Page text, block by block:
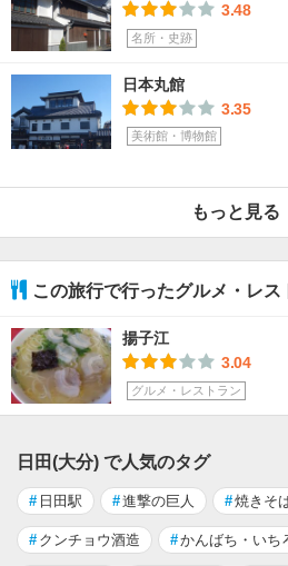
3.48
名所・史跡
日本丸館
3.35
美術館・博物館
もっと見る
この旅行で行ったグルメ・レス
揚子江
3.04
グルメ・レストラン
日田(大分) で人気のタグ
# 日田駅 #進撃の巨人 #焼きそ
# クンチョウ酒造 #かんばち・いち